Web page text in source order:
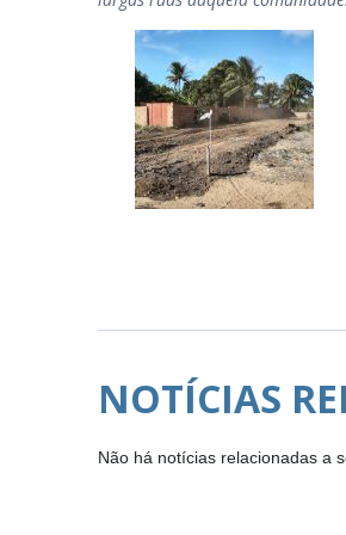
NOTÍCIAS
Não há notícias relacionadas a